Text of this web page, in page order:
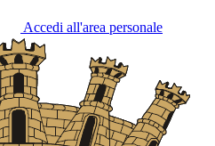
Accedi all'area personale